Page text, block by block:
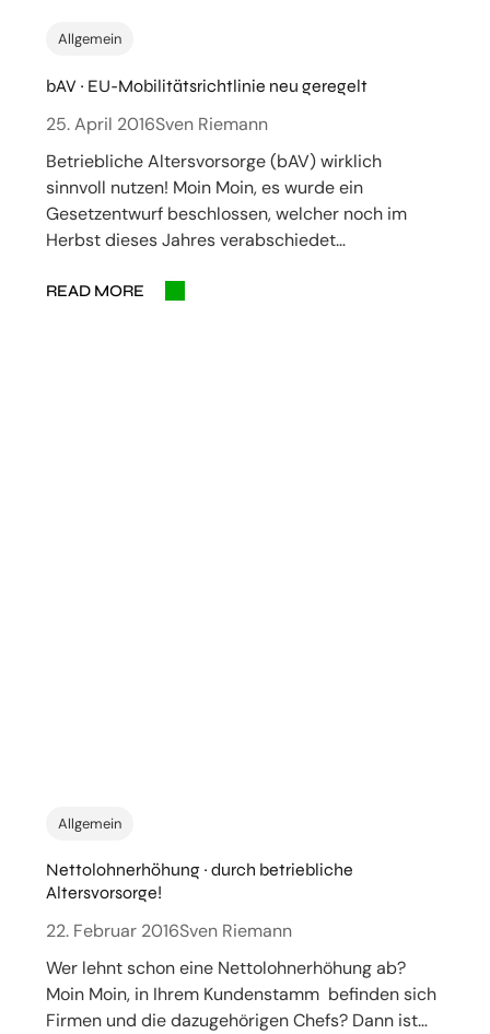
Allgemein
bAV ~ EU-Mobilitätsrichtlinie neu geregelt
25. April 2016Sven Riemann
Betriebliche Altersvorsorge (bAV) wirklich
sinnvoll nutzen! Moin Moin, es wurde ein
Gesetzentwurf beschlossen, welcher noch im
Herbst dieses Jahres verabschiedet…
READ MORE
Allgemein
Nettolohnerhöhung ~ durch betriebliche
Altersvorsorge!
22. Februar 2016Sven Riemann
Wer lehnt schon eine Nettolohnerhöhung ab?
Moin Moin, in Ihrem Kundenstamm befinden sich
Firmen und die dazugehörigen Chefs? Dann ist…